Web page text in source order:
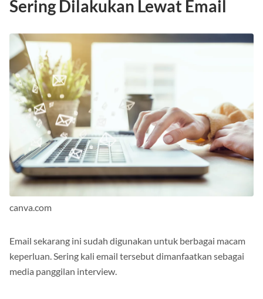
Sering Dilakukan Lewat Email
canva.com
Email sekarang ini sudah digunakan untuk berbagai macam
keperluan. Sering kali email tersebut dimanfaatkan sebagai
media panggilan interview.